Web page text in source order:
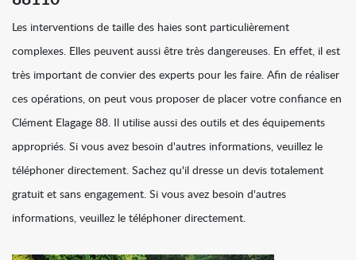
Les interventions de taille des haies sont particulièrement
complexes. Elles peuvent aussi être très dangereuses. En effet, il est
très important de convier des experts pour les faire. Afin de réaliser
ces opérations, on peut vous proposer de placer votre confiance en
Clément Elagage 88. Il utilise aussi des outils et des équipements
appropriés. Si vous avez besoin d'autres informations, veuillez le
téléphoner directement. Sachez qu'il dresse un devis totalement
gratuit et sans engagement. Si vous avez besoin d'autres
informations, veuillez le téléphoner directement.